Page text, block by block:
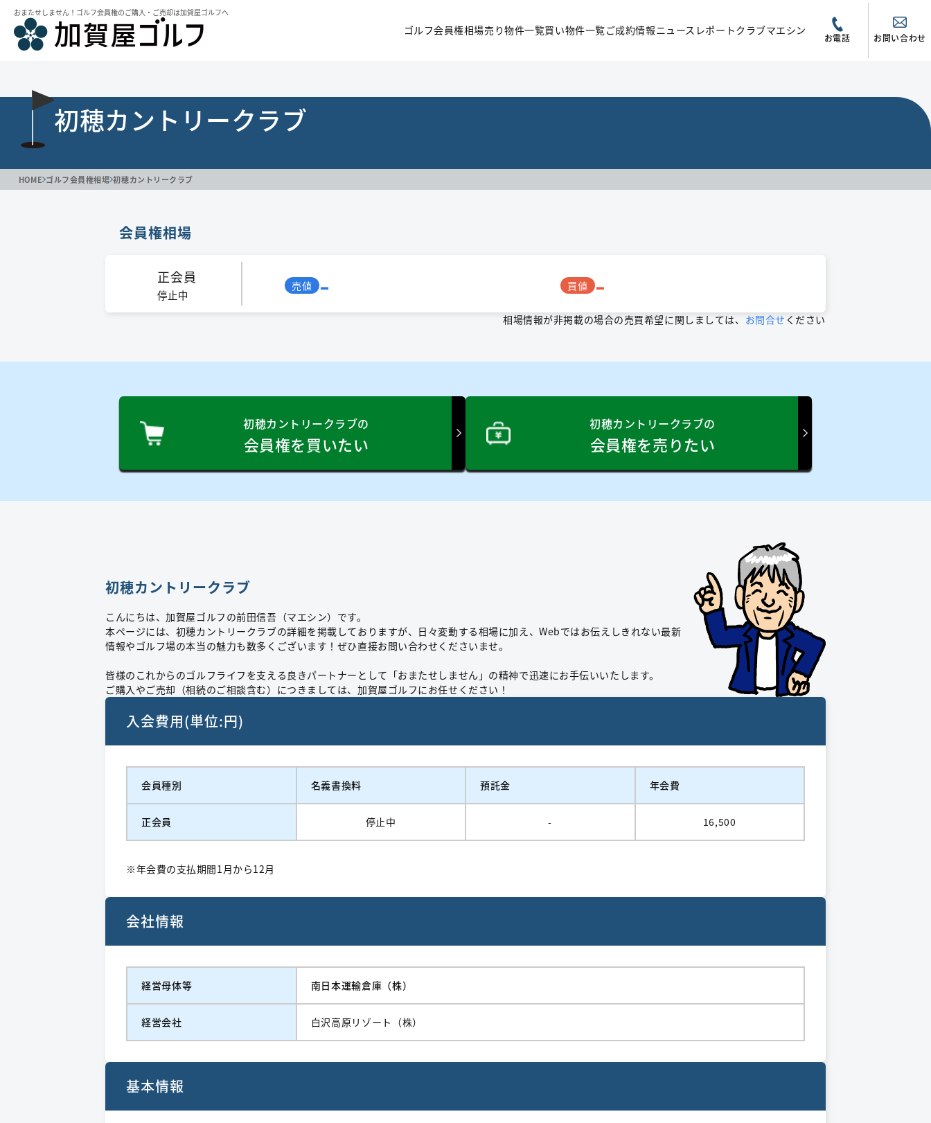
おまたせしません！ゴルフ会員権のご購⼊・ご売却は加賀屋ゴルフへ
ゴルフ会員権相場売り物件一覧買い物件一覧ご成約情報ニュース レポートクラブマエシン
お電話 お問い合わせ
初穂カントリークラブ
HOME ゴルフ会員権相場 初穂カントリークラブ
会員権相場
正会員
停止中
売値 - 買値 -
相場情報が非掲載の場合の売買希望に関しましては、 お問合せ ください
初穂カントリークラブの
会員権を買いたい
初穂カントリークラブの
会員権を売りたい
初穂カントリークラブ
こんにちは、加賀屋ゴルフの前田信吾（マエシン）です。
本ページには、初穂カントリークラブの詳細を掲載しておりますが、日々変動する相場に加え、Webではお伝えしきれない最新
情報やゴルフ場の本当の魅力も数多くございます！ぜひ直接お問い合わせくださいませ。
皆様のこれからのゴルフライフを支える良きパートナーとして「おまたせしません」の精神で迅速にお手伝いいたします。
ご購入やご売却（相続のご相談含む）につきましては、加賀屋ゴルフにお任せください！
入会費用(単位:円)
会員種別 名義書換料 預託金 年会費
正会員 停止中 - 16,500
※年会費の支払期間1月から12月
会社情報
経営⺟体等 南日本運輸倉庫（株）
経営会社 白沢高原リゾート（株）
基本情報